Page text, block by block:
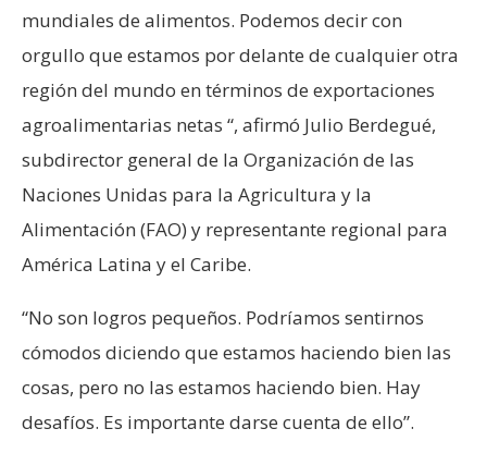
mundiales de alimentos. Podemos decir con
orgullo que estamos por delante de cualquier otra
región del mundo en términos de exportaciones
agroalimentarias netas “, afirmó Julio Berdegué,
subdirector general de la Organización de las
Naciones Unidas para la Agricultura y la
Alimentación (FAO) y representante regional para
América Latina y el Caribe.
“No son logros pequeños. Podríamos sentirnos
cómodos diciendo que estamos haciendo bien las
cosas, pero no las estamos haciendo bien. Hay
desafíos. Es importante darse cuenta de ello”.